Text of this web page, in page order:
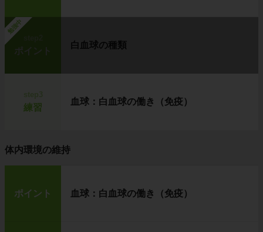
勉強中
ポイント
白血球の種類
練習
血球：白血球の働き（免疫）
体内環境の維持
ポイント 血球：白血球の働き（免疫）